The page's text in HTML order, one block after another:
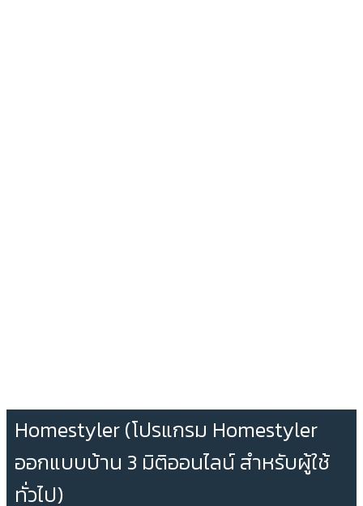
Homestyler (โปรแกรม Homestyler
ออกแบบบ้าน 3 มิติออนไลน์ สำหรับผู้ใช้
ทั่วไป)